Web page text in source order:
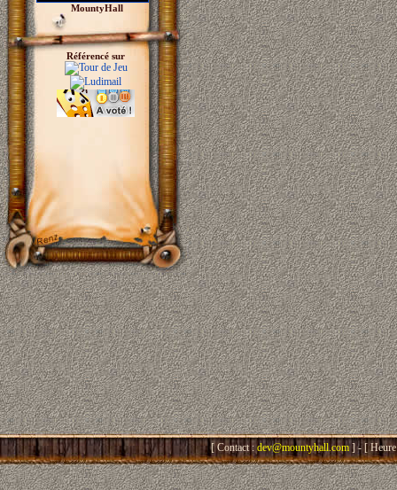
MountyHall
Référencé sur
[ Contact : dev@mountyhall.com] - [ Heure